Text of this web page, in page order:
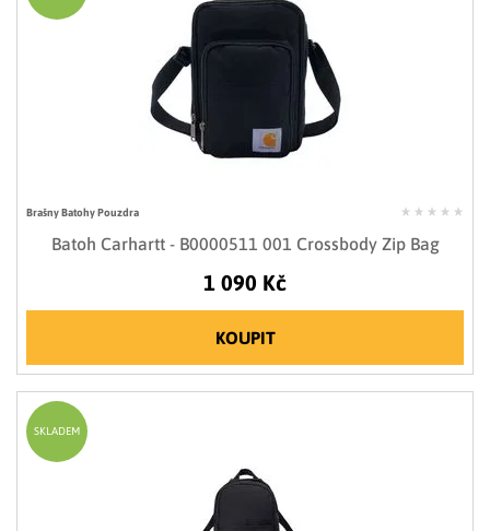
Brašny Batohy Pouzdra
Batoh Carhartt - B0000511 001 Crossbody Zip Bag
1 090 Kč
KOUPIT
SKLADEM